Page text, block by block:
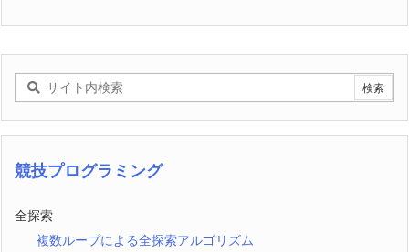
競技プログラミング
全探索
複数ループによる全探索アルゴリズム